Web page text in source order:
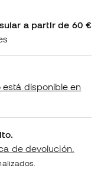
a partir de 60 €
disponible en
de devolución.